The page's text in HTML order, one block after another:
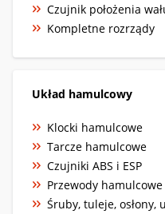
Czujnik położenia
Kompletne rozrządy
Układ hamulcowy
Klocki hamulcowe
Tarcze hamulcowe
Czujniki ABS i ESP
Przewody
Śruby, tuleje, osłony,